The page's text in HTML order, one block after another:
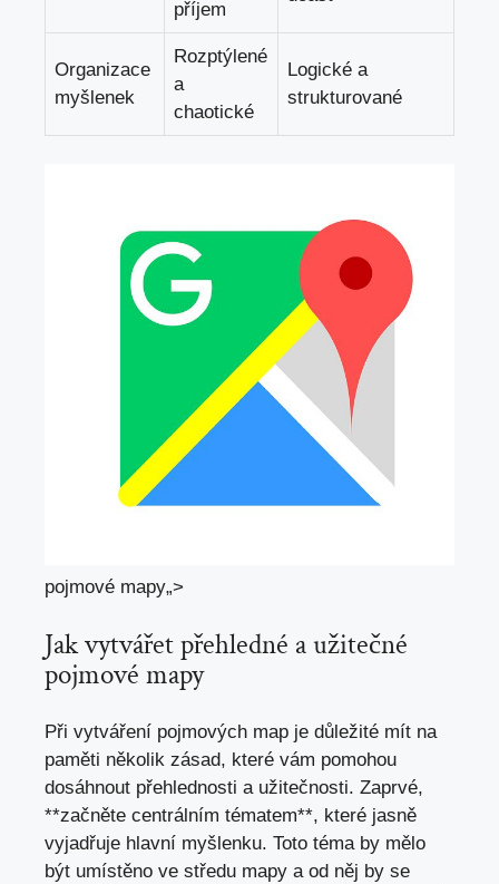
příjem
Organizace
myšlenek
Rozptýlené
a
chaotické
Logické ⁣a
strukturované
pojmové mapy„>
Jak vytvářet přehledné ⁣a ‍užitečné
pojmové mapy
Při vytváření pojmových map ⁤je ‍důležité mít ‍na
‌paměti několik zásad, které ⁤vám pomohou
dosáhnout přehlednosti‌ a užitečnosti. Zaprvé,
**začněte ⁤centrálním⁢ tématem**, které jasně
vyjadřuje hlavní‌ myšlenku. ⁤Toto téma by mělo
být ⁢umístěno ve středu ​mapy a od ⁢něj by⁢ se